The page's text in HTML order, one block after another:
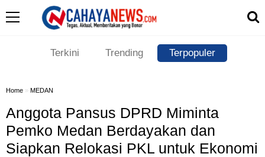
Terkini Trending Terpopuler
Home » MEDAN
Anggota Pansus DPRD Miminta
Pemko Medan Berdayakan dan
Siapkan Relokasi PKL untuk Ekonomi